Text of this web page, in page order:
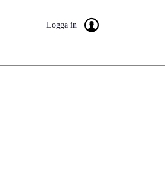
Logga in